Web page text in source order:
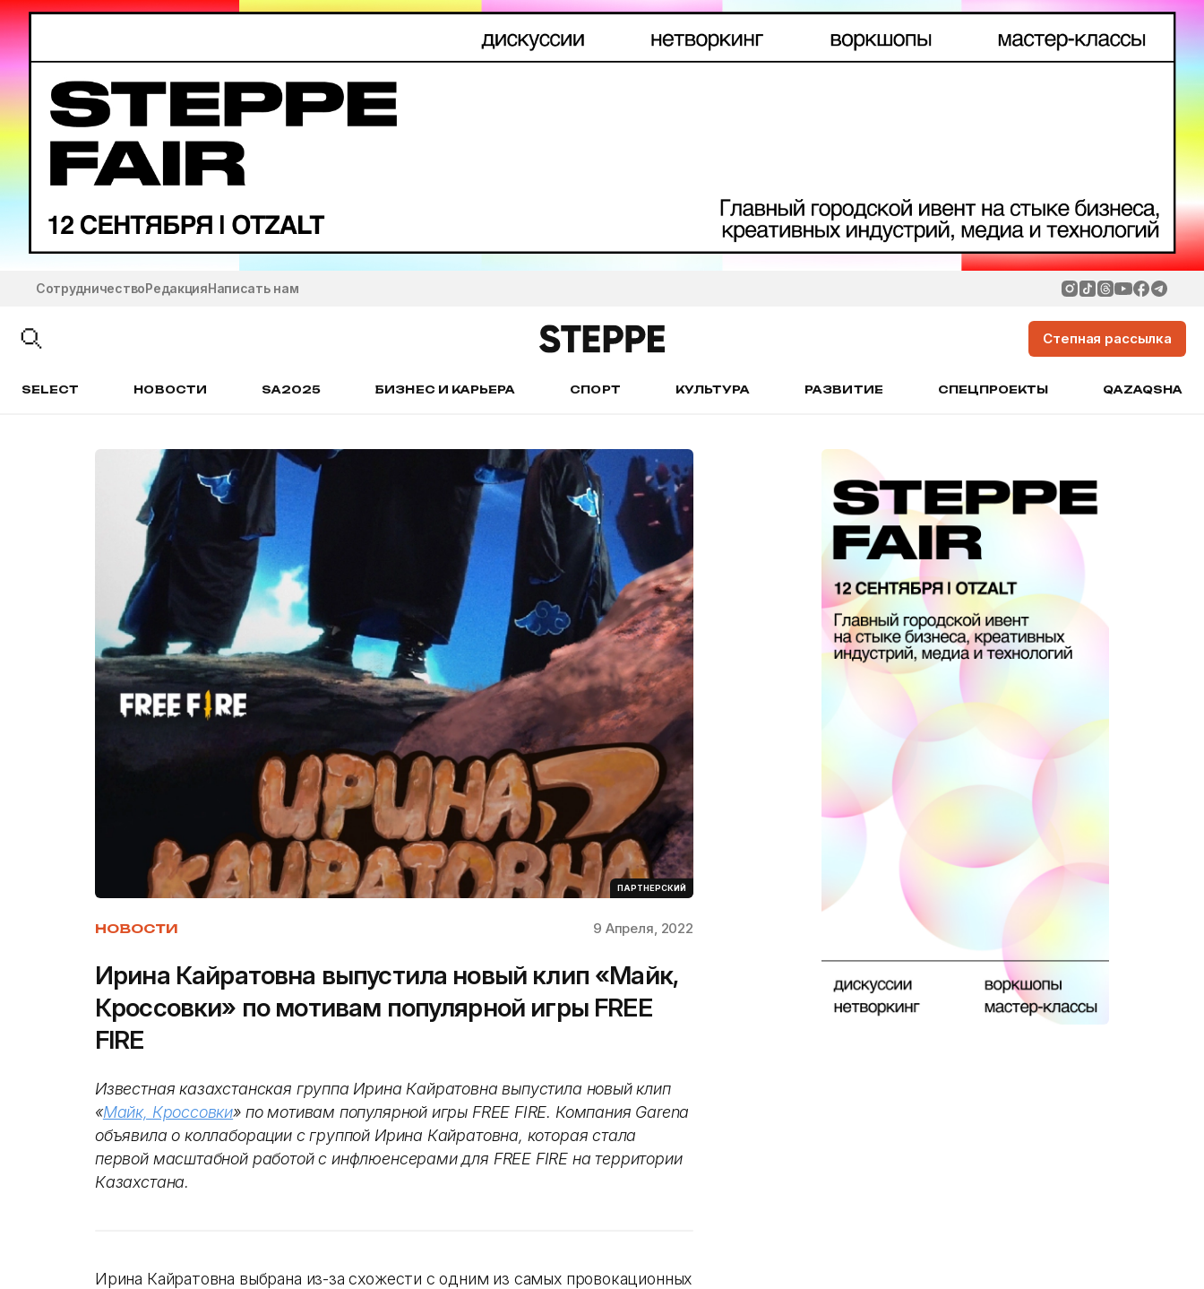
СотрудничествоРедакцияНаписать нам
Степная рассылка
SELECT НОВОСТИ SA2025 БИЗНЕС И КАРЬЕРА СПОРТ КУЛЬТУРА РАЗВИТИЕ СПЕЦПРОЕКТЫ QAZAQSHA
ПАРТНЕРСКИЙ
НОВОСТИ 9 Апреля, 2022
Ирина Кайратовна выпустила новый клип «Майк,
Кроссовки» по мотивам популярной игры FREE
FIRE
Известная казахстанская группа Ирина Кайратовна выпустила новый клип
«Майк, Кроссовки» по мотивам популярной игры FREE FIRE. Компания Garena
объявила о коллаборации с группой Ирина Кайратовна, которая стала
первой масштабной работой с инфлюенсерами для FREE FIRE на территории
Казахстана.
Ирина Кайратовна выбрана из-за схожести с одним из самых провокационных